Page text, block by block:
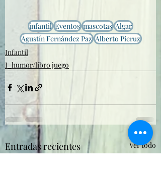
infantil Eventos mascotas Algar
Agustín Fernández Paz Alberto Pieruz
Infantil
I_humor/libro juego
Entradas recientes Ver todo